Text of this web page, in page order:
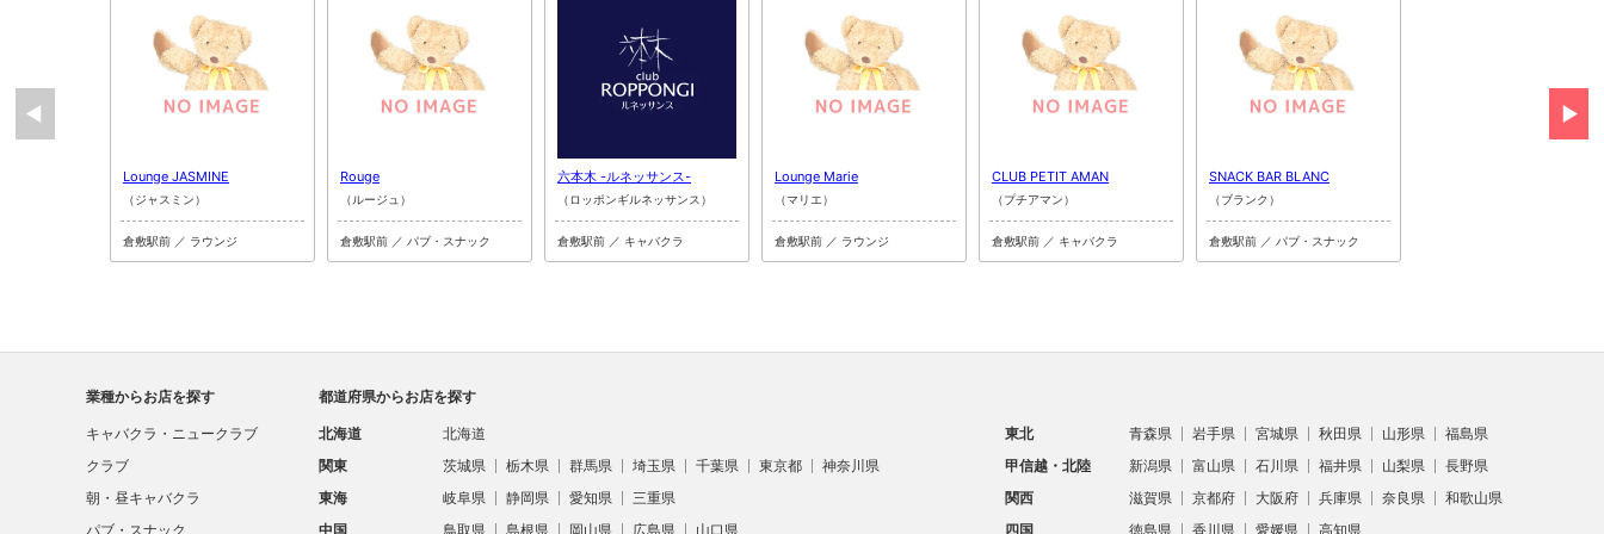
Lounge JASMINE
（ジャスミン）
倉敷駅前 ／ ラウンジ
Rouge
（ルージュ）
倉敷駅前 ／ パブ・スナック
六本木 -ルネッサンス-
（ロッポンギルネッサンス）
倉敷駅前 ／ キャバクラ
Lounge Marie
（マリエ）
倉敷駅前 ／ ラウンジ
CLUB PETIT AMAN
（プチアマン）
倉敷駅前 ／ キャバクラ
SNACK BAR BLANC
（ブランク）
倉敷駅前 ／ パブ・スナック
業種からお店を探す
キャバクラ・ニュークラブ
クラブ
朝・昼キャバクラ
パブ・スナック
都道府県からお店を探す
北海道 北海道 東北 青森県 岩手県 宮城県 秋田県 山形県
福島県
関東
茨城県 栃木県 群馬県 埼玉県 千葉県 東京都 神奈川県 甲信越・北陸 新潟県 富山県 石川県 福井県 山梨県
長野県
東海
岐阜県 静岡県 愛知県 三重県 関西 滋賀県 京都府 大阪府 兵庫県 奈良県
和歌山県
中国
鳥取県 島根県 岡山県 広島県 山口県 四国 徳島県 香川県 愛媛県 高知県